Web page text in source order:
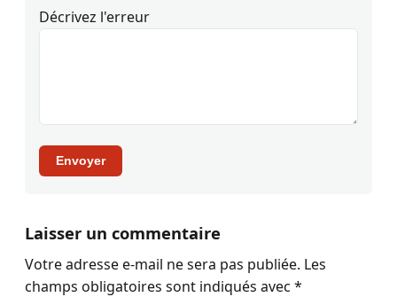
Décrivez l'erreur
Envoyer
Laisser un commentaire
Votre adresse e-mail ne sera pas publiée. Les
champs obligatoires sont indiqués avec *